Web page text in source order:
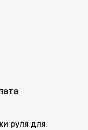
руля для